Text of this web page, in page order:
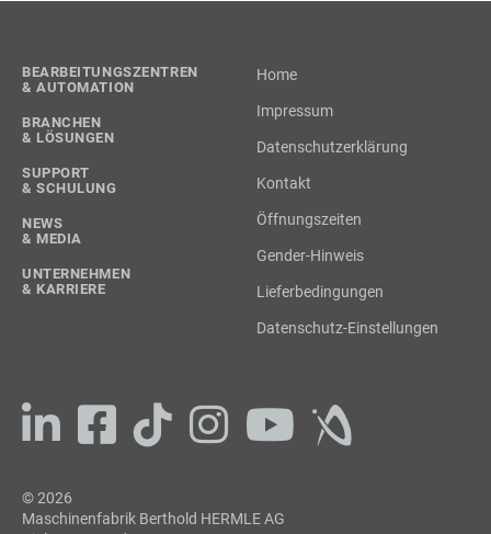
BEARBEITUNGSZENTREN
& AUTOMATION
BRANCHEN
& LÖSUNGEN
SUPPORT
& SCHULUNG
NEWS
& MEDIA
UNTERNEHMEN
& KARRIERE
Home
Impressum
Datenschutzerklärung
Kontakt
Öffnungszeiten
Gender-Hinweis
Lieferbedingungen
Datenschutz-Einstellungen
© 2026
Maschinenfabrik Berthold HERMLE AG